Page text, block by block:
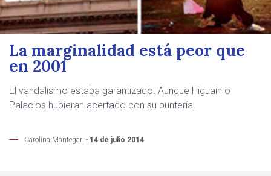
La marginalidad está peor que
en 2001
El vandalismo estaba garantizado. Aunque Higuain o
Palacios hubieran acertado con su puntería.
Carolina Mantegari - 14 de julio 2014